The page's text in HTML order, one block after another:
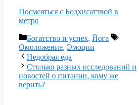
Посмеяться с Бодхисаттвой в
метро
Рубрики
Богатство и успех, Йога
Метки
Омоложение, Эмоции
Навигация
записи
Недобрая еда
Столько разных исследований и
новостей о питании, кому же
верить?